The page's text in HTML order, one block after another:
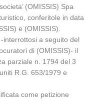
(OMISSIS) Spa
conferitole in data
e (OMISSIS).
interrottosi a seguito del
di (OMISSIS)- il
parziale n. 1794 del 3
R.G. 653/1979 e
come petizione